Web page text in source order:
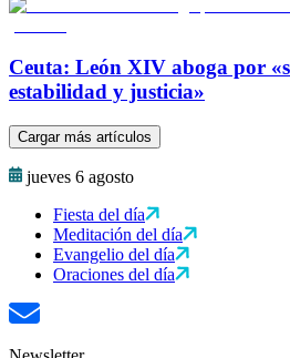
Ceuta: León XIV aboga por
estabilidad y justicia»
Cargar más artículos
jueves 6 agosto
Fiesta del día
Meditación del día
Evangelio del día
Oraciones del día